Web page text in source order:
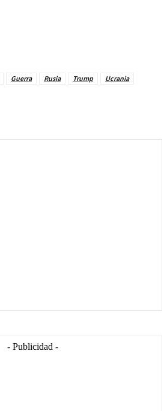
Guerra Rusia Trump Ucrania
- Publicidad -